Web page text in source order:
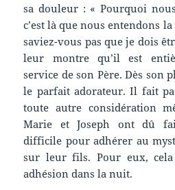
sa douleur : « Pourquoi
c’est là que nous entendons la
saviez-vous pas que je dois
leur montre qu’il est
service de son Père. Dès son
le parfait adorateur. Il fait
toute autre considération
Marie et Joseph ont dû
difficile pour adhérer au
sur leur fils. Pour eux, cela
adhésion dans la nuit.